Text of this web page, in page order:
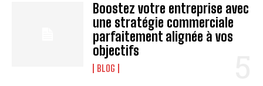
Boostez votre entreprise avec
une stratégie commerciale
parfaitement alignée à vos
objectifs
BLOG